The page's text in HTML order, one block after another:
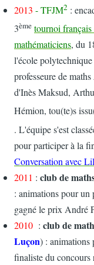
2013 - TFJM2 :
3ème tournoi français
mathématiciens, du
l'école polytechnique
professeure de maths
d'Inès Maksud,
Hémion, tou(te)s
. L'équipe s'est
pour participer à la
Conversation avec
2011 : club de
: animations pour un
gagné le prix André
2010 : club de
Luçon) : animations
finaliste du concours